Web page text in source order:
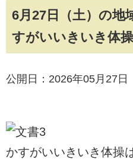
6月27日（土）の地
すがいいきいき体操
公開日：2026年05月27
かすがいいきいき体操